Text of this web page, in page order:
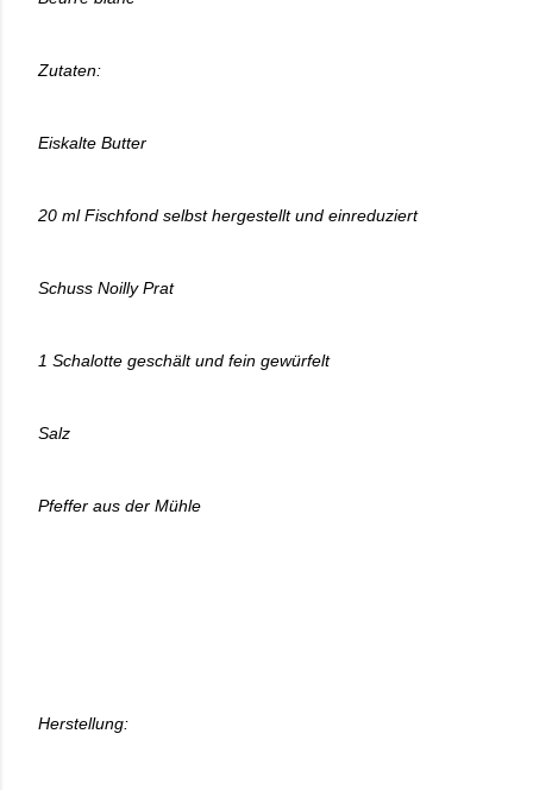
Zutaten:
Eiskalte Butter
20 ml Fischfond selbst hergestellt und einreduziert
Schuss Noilly Prat
1 Schalotte geschält und fein gewürfelt
Salz
Pfeffer aus der Mühle
Herstellung: